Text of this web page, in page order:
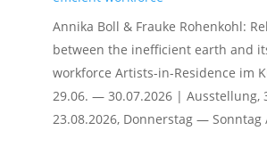
Annika Boll & Frauke Rohenkohl:
between the inefficient earth and
workforce Artists-in-Residence im
29.06. — 30.07.2026 | Ausstellung,
23.08.2026, Donnerstag —